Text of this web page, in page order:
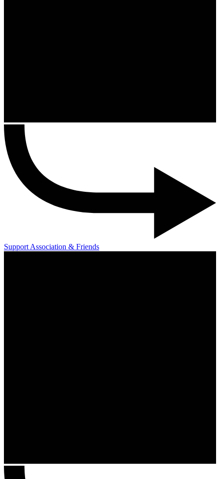
Support Association & Friends